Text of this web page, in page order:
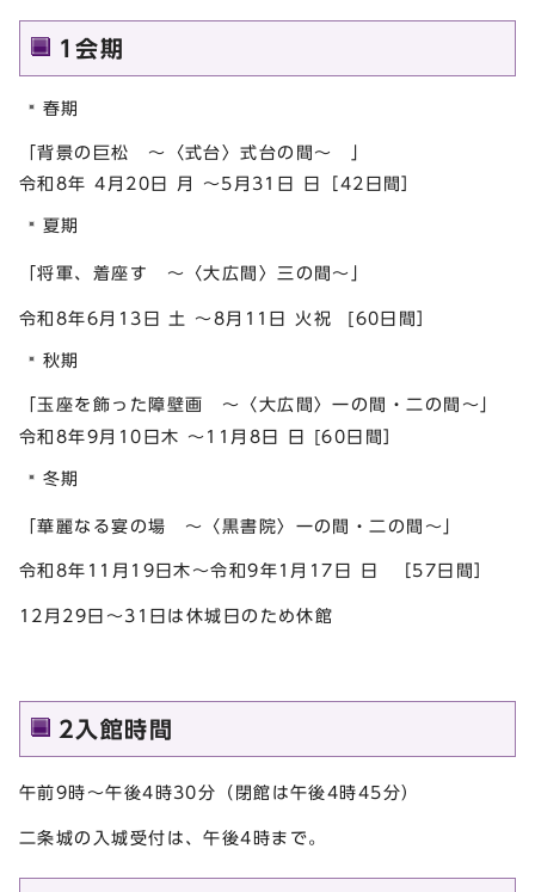
1会期
春期
「背景の巨松 ～〈式台〉式台の間～ 」
令和8年 4月20日 月 ～5月31日 日［42日間］
夏期
「将軍、着座す ～〈大広間〉三の間～」
令和8年6月13日 土 ～8月11日 火祝 [60日間］
秋期
「玉座を飾った障壁画 ～〈大広間〉一の間・二の間～」
令和8年9月10日木 ～11月8日 日 [60日間］
冬期
「華麗なる宴の場 ～〈黒書院〉一の間・二の間～」
令和8年11月19日木～令和9年1月17日 日 ［57日間］
12月29日～31日は休城日のため休館
2入館時間
午前9時～午後4時30分（閉館は午後4時45分）
二条城の入城受付は、午後4時まで。